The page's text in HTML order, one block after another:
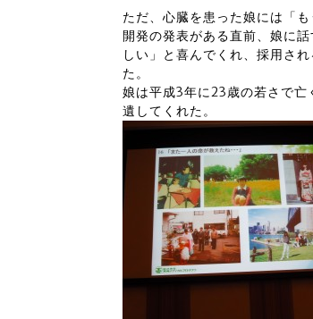
ただ、心臓を患った娘には「
開発の発表がある直前、娘に
しい」と喜んでくれ、採用さ
た。
娘は平成3年に23歳の若さで亡
遺してくれた。